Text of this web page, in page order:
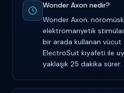
Wonder Axon nedir?
Wonder Axon;
elektromanyetik
bir arada kullanan vücut
ElectroSuit kıyafeti ile
yaklaşık 25 dakika sürer.